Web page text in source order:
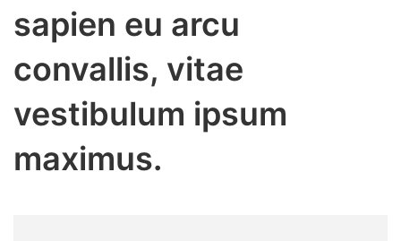
sapien eu arcu
convallis, vitae
vestibulum ipsum
maximus.